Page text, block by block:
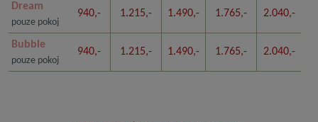
Dream
pouze pokoj
940,- 1.215,- 1.490,- 1.765,- 2.040,-
Bubble
pouze pokoj
940,- 1.215,- 1.490,- 1.765,- 2.040,-